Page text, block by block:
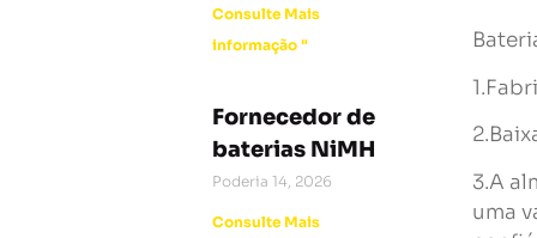
Consulte Mais
informação "
Fornecedor de
baterias NiMH
Poderia 14, 2026
Consulte Mais
3.A
uma